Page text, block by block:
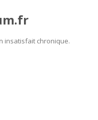
insatisfait chronique.